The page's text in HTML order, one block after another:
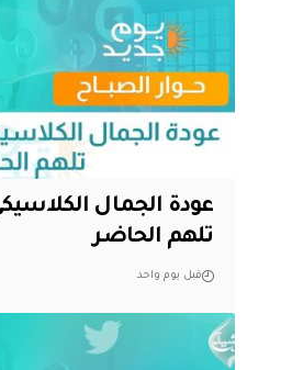
عودة الجمال
تلهم الحاضر
قبل يوم واحد